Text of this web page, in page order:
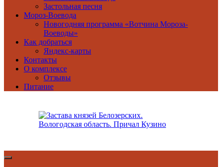
Застольная песня
Мороз-Воевода
Новогодняя программа «Вотчина Мороза-
Воеводы»
Как добраться
Яндекс-карты
Контакты
О комплексе
Отзывы
Питание